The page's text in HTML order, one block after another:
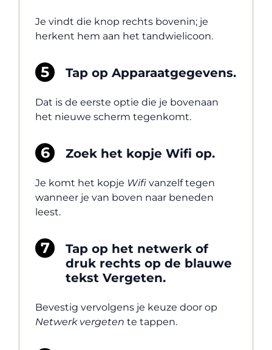
Je vindt die knop rechts bovenin; je
herkent hem aan het tandwielicoon.
Tap op Apparaatgegevens.
Dat is de eerste optie die je bovenaan
het nieuwe scherm tegenkomt.
Zoek het kopje Wifi op.
Je komt het kopje Wifi vanzelf tegen
wanneer je van boven naar beneden
leest.
Tap op het netwerk of
druk rechts op de blauwe
tekst Vergeten.
Bevestig vervolgens je keuze door op
Netwerk vergeten te tappen.